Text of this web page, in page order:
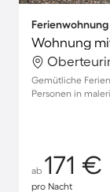
Ferienwohnung
Wohnung
Gemütliche
Personen in
ab 171 €
pro Nacht